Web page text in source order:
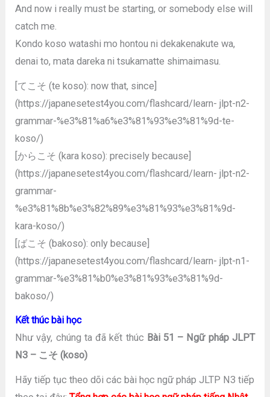
And now i really must be starting, or somebody else will
catch me.
Kondo koso watashi mo hontou ni dekakenakute wa,
denai to, mata dareka ni tsukamatte shimaimasu.
[てこそ (te koso): now that, since]
(https://japanesetest4you.com/flashcard/learn- jlpt-n2-
grammar-%e3%81%a6%e3%81%93%e3%81%9d-te-
koso/)
[からこそ (kara koso): precisely because]
(https://japanesetest4you.com/flashcard/learn- jlpt-n2-
grammar-
%e3%81%8b%e3%82%89%e3%81%93%e3%81%9d-
kara-koso/)
[ばこそ (bakoso): only because]
(https://japanesetest4you.com/flashcard/learn- jlpt-n1-
grammar-%e3%81%b0%e3%81%93%e3%81%9d-
bakoso/)
Kết thúc bài học
Như vậy, chúng ta đã kết thúc Bài 51 – Ngữ pháp JLPT
N3 – こそ (koso)
Hãy tiếp tục theo dõi các bài học ngữ pháp JLTP N3 tiếp